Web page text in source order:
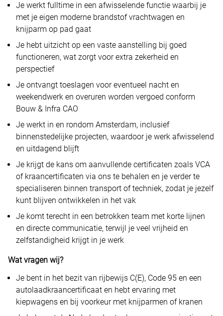
Je werkt fulltime in een afwisselende functie waarbij je
met je eigen moderne brandstof vrachtwagen en
knijparm op pad gaat
Je hebt uitzicht op een vaste aanstelling bij goed
functioneren, wat zorgt voor extra zekerheid en
perspectief
Je ontvangt toeslagen voor eventueel nacht en
weekendwerk en overuren worden vergoed conform
Bouw & Infra CAO
Je werkt in en rondom Amsterdam, inclusief
binnenstedelijke projecten, waardoor je werk afwisselend
en uitdagend blijft
Je krijgt de kans om aanvullende certificaten zoals VCA
of kraancertificaten via ons te behalen en je verder te
specialiseren binnen transport of techniek, zodat je jezelf
kunt blijven ontwikkelen in het vak
Je komt terecht in een betrokken team met korte lijnen
en directe communicatie, terwijl je veel vrijheid en
zelfstandigheid krijgt in je werk
Wat vragen wij?
Je bent in het bezit van rijbewijs C(E), Code 95 en een
autolaadkraancertificaat en hebt ervaring met
kiepwagens en bij voorkeur met knijparmen of kranen